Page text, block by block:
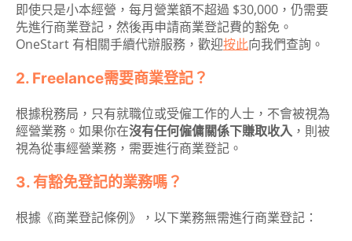
即使只是小本經營，每月營業額不超過 $30,000，仍需要
先進行商業登記，然後再申請商業登記費的豁免。
OneStart 有相關手續代辦服務，歡迎按此向我們查詢。
2. Freelance需要商業登記？
根據稅務局，只有就職位或受僱工作的人士，不會被視為
經營業務。如果你在沒有任何僱傭關係下賺取收入 ，則被
視為從事經營業務，需要進行商業登記。
3. 有豁免登記的業務嗎？
根據《商業登記條例》，以下業務無需進行商業登記：